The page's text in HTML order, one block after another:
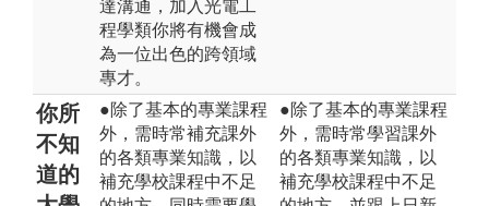
達溝通，加入光電工
程學類你將有機會成
為一位出色的跨領域
專才。
你所
不知
道的
●除了基本的專業課程
外，需時常補充課外
的各類專業知識，以
補充學校課程中不足
●除了基本的專業課程
外，需時常學習課外
的各類專業知識，以
補充學校課程中不足